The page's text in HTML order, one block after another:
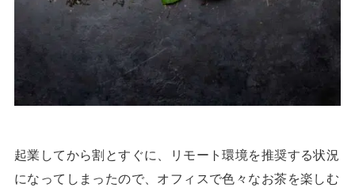
起業してから割とすぐに、リモート環境を推奨する状況
になってしまったので、オフィスで色々なお茶を楽しむ